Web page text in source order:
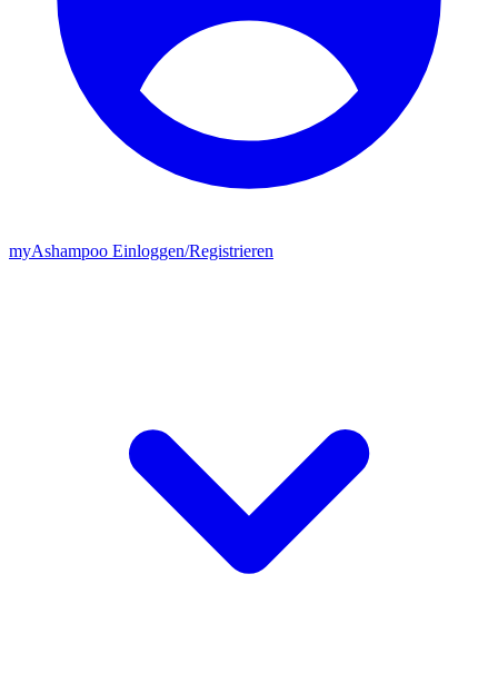
myAshampoo Einloggen/Registrieren